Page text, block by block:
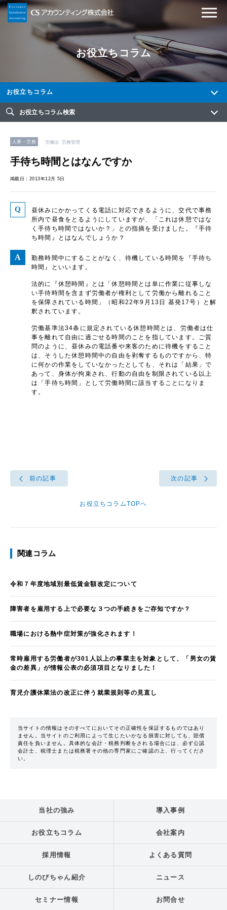
お役立ちコラム
お役立ちコラム
お役立ちコラム検索
人事・労務 労働法 労務管理
手待ち時間とはなんですか
掲載日：2013年12月 5日
昼休みにかかってくる電話に対応できるように、交代で事務
所内で昼食をとるようにしていますが、「これは休憩ではな
く手待ち時間ではないか？」との指摘を受けました。『手待
ち時間』とはなんでしょうか？
勤務時間中にすることがなく、待機している時間を『手待ち
時間』といいます。
法的に『休憩時間』とは「休憩時間とは単に作業に従事しな
い手待時間を含まず労働者が権利として労働から離れること
を保障されている時間」（昭和22年9月13日 基発17号）と解
釈されています。
労働基準法34条に規定されている休憩時間とは、労働者は仕
事を離れて自由に過ごせる時間のことを指しています。ご質
問のように、昼休みの電話番や来客のために待機をすること
は、そうした休憩時間中の自由を剥奪するものですから、特
に何かの作業をしていなかったとしても、それは「結果」で
あって、身体が拘束され、行動の自由を制限されている以上
は「手待ち時間」として労働時間に該当することになりま
す。
前の記事
お役立ちコラムTOPへ
次の記事
関連コラム
令和７年度地域別最低賃金額改定について
障害者を雇用する上で必要な３つの手続きをご存知ですか？
職場における熱中症対策が強化されます！
常時雇用する労働者が301人以上の事業主を対象として、「男女の賃
金の差異」が情報公表の必須項目となりました！
育児介護休業法の改正に伴う就業規則等の見直し
当サイトの情報はそのすべてにおいてその正確性を保証するものではあり
ません。当サイトのご利用によって生じたいかなる損害に対しても、賠償
責任を負いません。具体的な会計・税務判断をされる場合には、必ず公認
会計士、税理士または税務署その他の専門家にご確認の上、行ってくださ
い。
当社の強み 導入事例
お役立ちコラム 会社案内
採用情報 よくある質問
しのびちゃん紹介 ニュース
セミナー情報 お問合せ